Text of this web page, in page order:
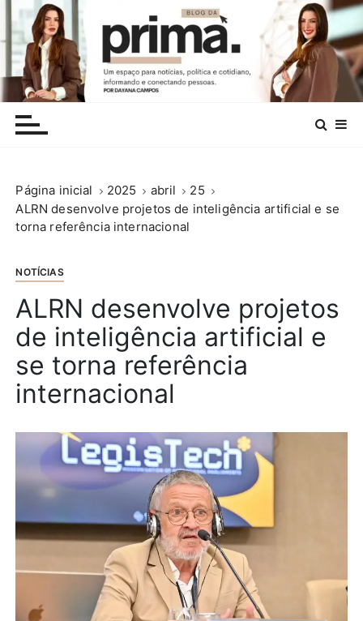
Página inicial 2025 abril
25
ALRN desenvolve projetos de inteligência artificial e se
torna referência internacional
NOTÍCIAS
ALRN desenvolve projetos
de inteligência artificial e
se torna referência
internacional